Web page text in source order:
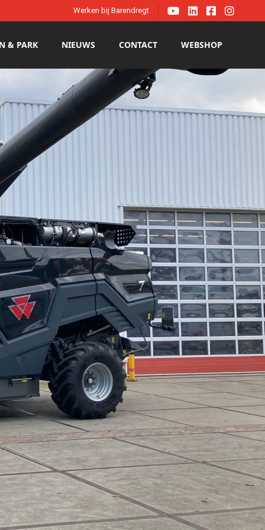
Werken bij Barendregt    
& PARK NIEUWS CONTACT WEBSHOP